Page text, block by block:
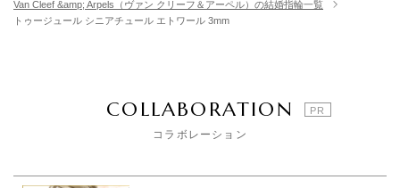
Van Cleef &amp; Arpels（ヴァン クリーフ＆アーペル）の結婚指輪一覧
トゥージュール シニアチュール エトワール 3mm
COLLABORATION
コラボレーション